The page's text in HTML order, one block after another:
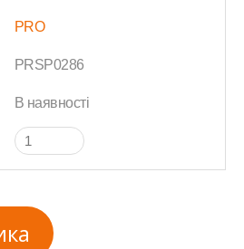
PRO
PRSP0286
В наявності